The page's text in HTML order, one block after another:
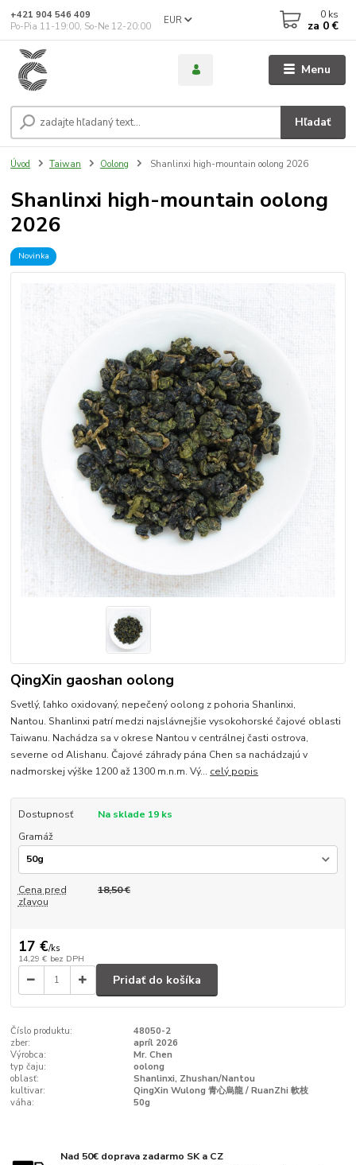
Menu
EUR
Hľadať
+421 904 546 409
Po-Pia 11-19:00, So-Ne 12-20:00
0 ks
za 0 €
Úvod Taiwan Oolong Shanlinxi high-mountain oolong 2026
Shanlinxi high-mountain oolong
2026
Novinka
QingXin gaoshan oolong
Svetlý, ľahko oxidovaný, nepečený oolong z pohoria Shanlinxi,
Nantou. Shanlinxi patrí medzi najslávnejšie vysokohorské čajové oblasti
Taiwanu. Nachádza sa v okrese Nantou v centrálnej časti ostrova,
severne od Alishanu. Čajové záhrady pána Chen sa nachádzajú v
nadmorskej výške 1200 až 1300 m.n.m. Vý... celý popis
Dostupnosť
Na sklade 19 ks
Gramáž
Cena pred
zľavou
18,50 €
17 €/ks
14,29 € bez DPH
Pridať do košíka
Číslo produktu:
48050-2
zber:
apríl 2026
Výrobca:
Mr. Chen
typ čaju:
oolong
oblasť:
Shanlinxi, Zhushan/Nantou
kultivar:
QingXin Wulong 青心烏龍 / RuanZhi 軟枝
váha:
50g
Nad 50€ doprava zadarmo SK a CZ